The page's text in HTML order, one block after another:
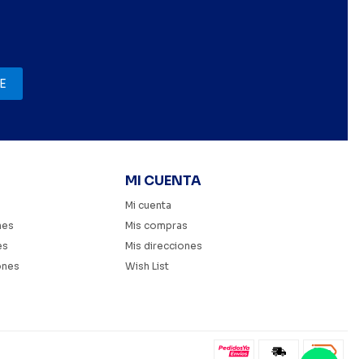
MI CUENTA
Mi cuenta
Mis compras
Mis direcciones
Wish List